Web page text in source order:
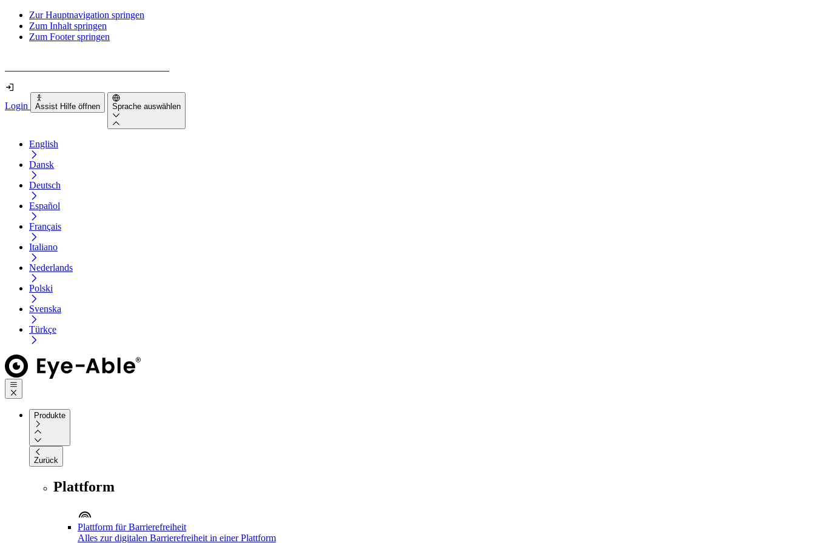
Zur Hauptnavigation springen
Zum Inhalt springen
Zum Footer springen
Login Assist Hilfe öffnen Sprache auswählen
English
Dansk
Deutsch
Español
Français
Italiano
Nederlands
Polski
Svenska
Türkçe
Produkte
Zurück
Plattform
Plattform für Barrierefreiheit
Alles zur digitalen Barrierefreiheit in einer Plattform